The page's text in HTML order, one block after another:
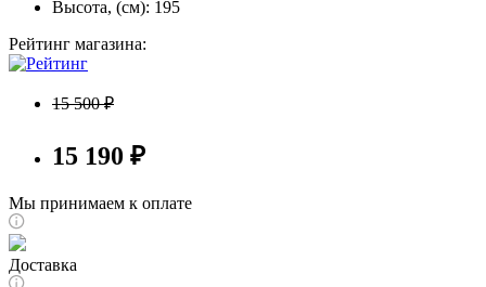
Высота, (см): 195
Рейтинг магазина:
15 500 ₽
15 190 ₽
Мы принимаем к оплате
Доставка